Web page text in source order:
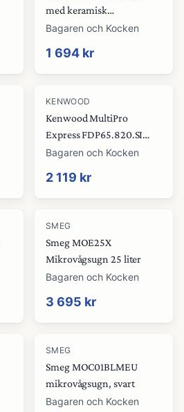
med keramisk
bottenplatta, 800 W
Bagaren och Kocken
1 694 kr
KENWOOD
Kenwood MultiPro
Express FDP65.820.SI
matberedare, stål
Bagaren och Kocken
2 119 kr
SMEG
Smeg MOE25X
Mikrovågsugn 25 liter
Bagaren och Kocken
3 695 kr
SMEG
Smeg MOC01BLMEU
mikrovågsugn, svart
Bagaren och Kocken